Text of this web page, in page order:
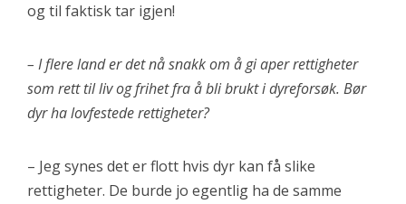
og til faktisk tar igjen!
– I flere land er det nå snakk om å gi aper rettigheter
som rett til liv og frihet fra å bli brukt i dyreforsøk. Bør
dyr ha lovfestede rettigheter?
– Jeg synes det er flott hvis dyr kan få slike
rettigheter. De burde jo egentlig ha de samme